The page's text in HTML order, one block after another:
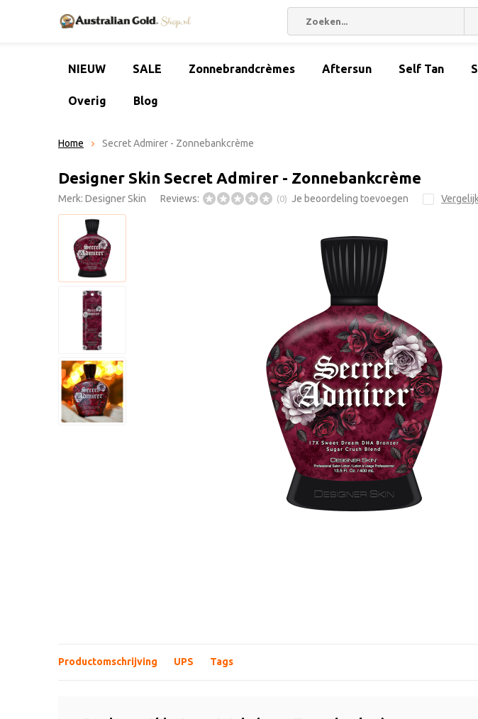
NIEUW SALE Zonnebrandcrèmes Aftersun Self Tan
Overig Blog
Home Secret Admirer - Zonnebankcrème
Designer Skin Secret Admirer - Zonnebankcrème
Merk: Designer Skin Reviews: (0) Je beoordeling toevoegen Vergelijk
Productomschrijving UPS Tags